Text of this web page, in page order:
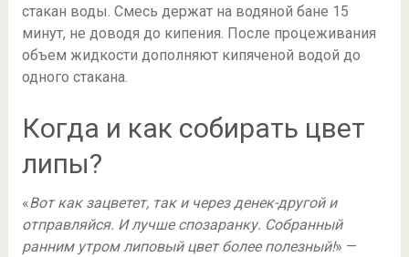
стакан воды. Смесь держат на водяной бане 15
минут, не доводя до кипения. После процеживания
объем жидкости дополняют кипяченой водой до
одного стакана.
Когда и как собирать цвет
липы?
«Вот как зацветет, так и через денек-другой и
отправляйся. И лучше спозаранку. Собранный
ранним утром липовый цвет более полезный!» —